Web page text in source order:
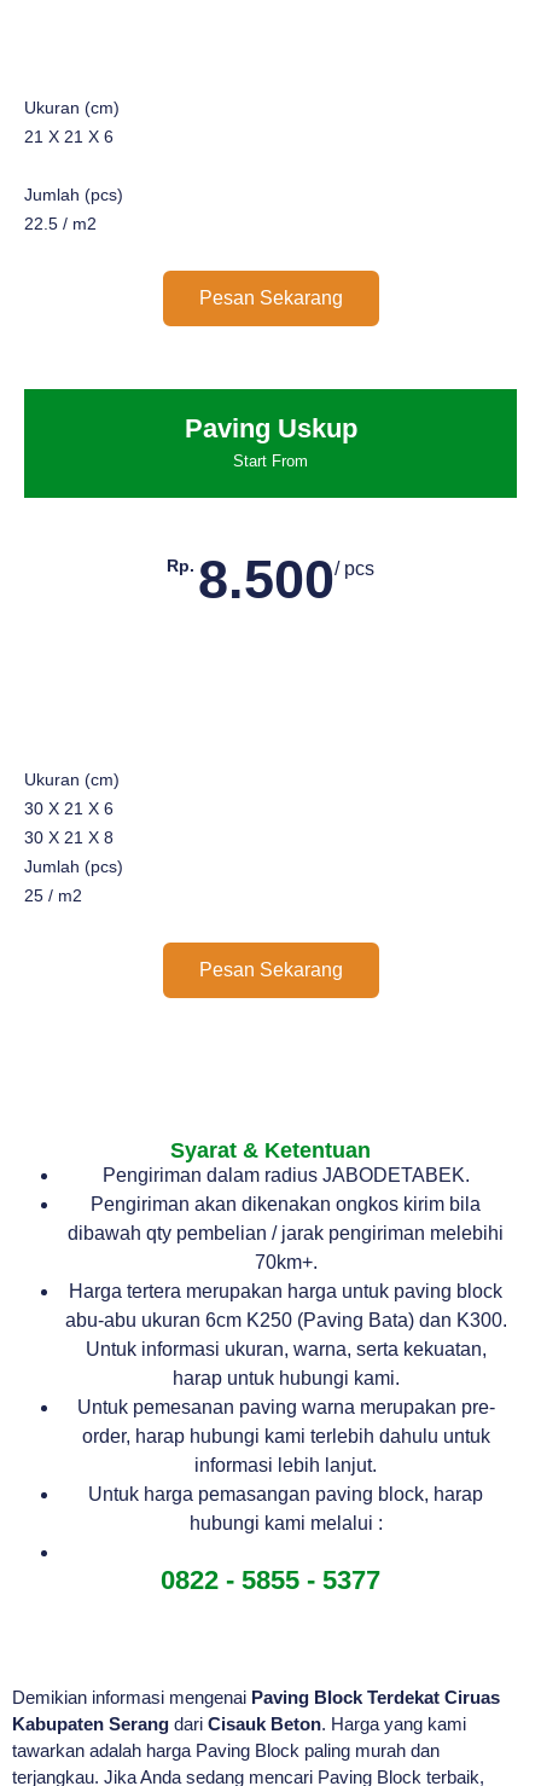
Ukuran (cm)
21 X 21 X 6
Jumlah (pcs)
22.5 / m2
Pesan Sekarang
Paving Uskup
Start From
Rp. 8.500/ pcs
Ukuran (cm)
30 X 21 X 6
30 X 21 X 8
Jumlah (pcs)
25 / m2
Pesan Sekarang
Syarat & Ketentuan
Pengiriman dalam radius JABODETABEK.
Pengiriman akan dikenakan ongkos kirim bila
dibawah qty pembelian / jarak pengiriman melebihi
70km+.
Harga tertera merupakan harga untuk paving block
abu-abu ukuran 6cm K250 (Paving Bata) dan K300.
Untuk informasi ukuran, warna, serta kekuatan,
harap untuk hubungi kami.
Untuk pemesanan paving warna merupakan pre-
order, harap hubungi kami terlebih dahulu untuk
informasi lebih lanjut.
Untuk harga pemasangan paving block, harap
hubungi kami melalui :
0822 - 5855 - 5377
Demikian informasi mengenai Paving Block Terdekat Ciruas
Kabupaten Serang dari Cisauk Beton. Harga yang kami
tawarkan adalah harga Paving Block paling murah dan
terjangkau. Jika Anda sedang mencari Paving Block terbaik,